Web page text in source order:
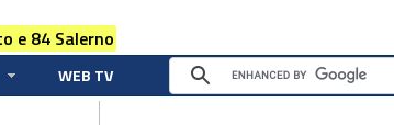
e 84 Salerno
WEB TV